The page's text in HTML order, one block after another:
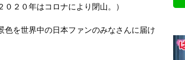
２０年はコロナにより閉山。）
を世界中の日本ファンのみなさんに届け